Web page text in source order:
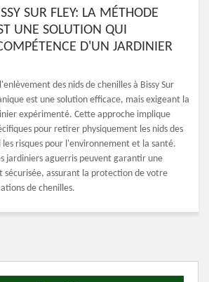
SUR FLEY: LA MÉTHODE
UNE SOLUTION QUI
D'UN JARDINIER
des nids de chenilles à Bissy Sur
est une solution efficace, mais exigeant la
expérimenté. Cette approche implique
pour retirer physiquement les nids des
risques pour l'environnement et la santé.
jardiniers aguerris peuvent garantir une
sécurisée, assurant la protection de votre
de chenilles.